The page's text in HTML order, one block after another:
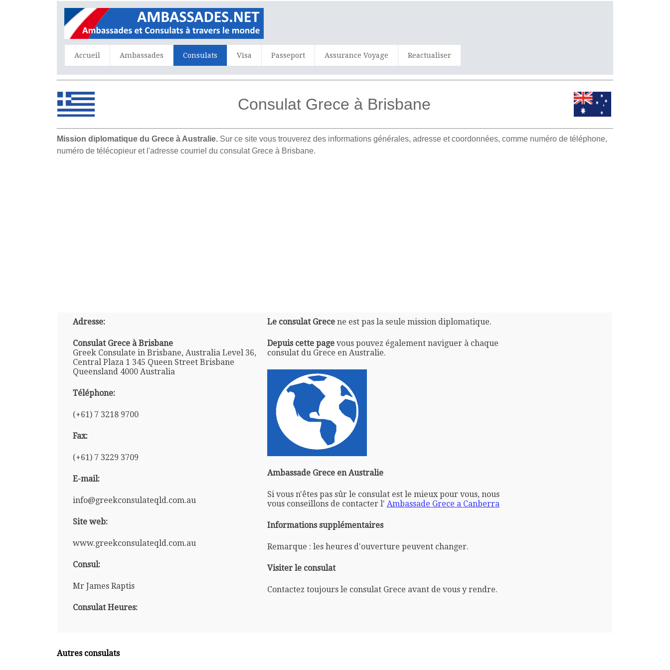
Accueil Ambassades Consulats Visa Passeport Assurance Voyage Reactualiser
Consulat Grece à Brisbane
Mission diplomatique du Grece à Australie. Sur ce site vous trouverez des informations générales, adresse et coordonnées, comme numéro de téléphone,
numéro de télécopieur et l'adresse courriel du consulat Grece à Brisbane.
Adresse:
Consulat Grece à Brisbane
Greek Consulate in Brisbane, Australia Level 36,
Central Plaza 1 345 Queen Street Brisbane
Queensland 4000 Australia
Téléphone:
(+61) 7 3218 9700
Fax:
(+61) 7 3229 3709
E-mail:
info@greekconsulateqld.com.au
Site web:
www.greekconsulateqld.com.au
Consul:
Mr James Raptis
Consulat Heures:
Le consulat Grecene est pas la seule mission diplomatique.
Depuis cette pagevous pouvez également naviguer à chaque
consulat du Grece en Australie.
Ambassade Grece en Australie
Si vous n'êtes pas sûr le consulat est le mieux pour vous, nous
vous conseillons de contacter l' Ambassade Grece a Canberra
Informations supplémentaires
Remarque : les heures d'ouverture peuvent changer.
Visiter le consulat
Contactez toujours le consulat Grece avant de vous y rendre.
Autres consulats